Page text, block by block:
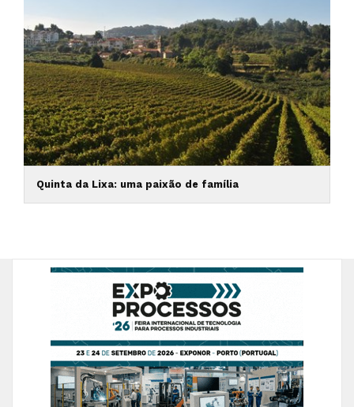
Quinta da Lixa: uma paixão de família